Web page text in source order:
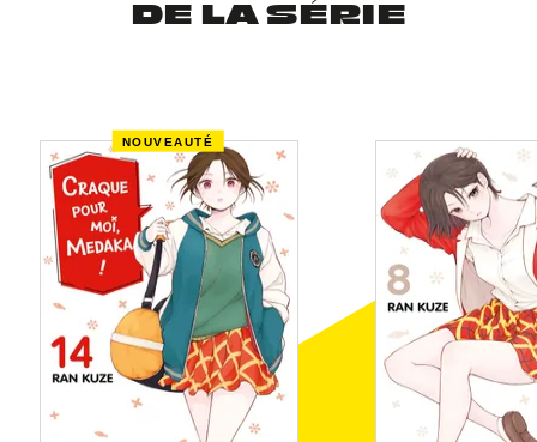
DE LA SÉRIE
NOUVEAUTÉ